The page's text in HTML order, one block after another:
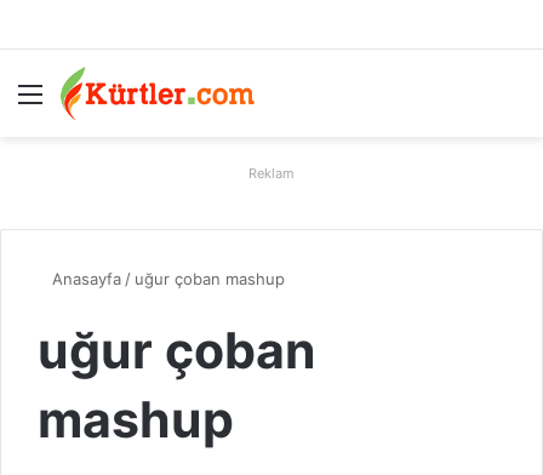
Menü
Reklam
Anasayfa / uğur çoban mashup
uğur çoban
mashup